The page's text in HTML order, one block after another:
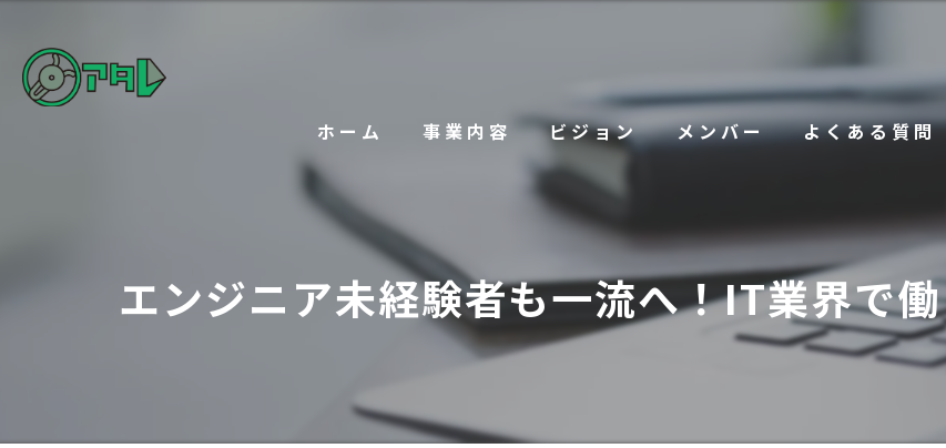
ホーム 事業内容 ビジョン メンバー よくある質問
エンジニア未経験者も一流へ！IT業界で